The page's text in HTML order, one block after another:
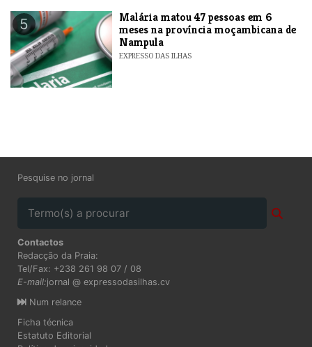
5
​Malária matou 47 pessoas em 6
meses na província moçambicana de
Nampula
EXPRESSO DAS ILHAS
Pesquise no jornal
Contactos
Redacção da Praia:
Tel/Fax: +238 261 98 07 / 08
E-mail:jornal @ expressodasilhas.cv
Num relance
Ficha técnica
Estatuto Editorial